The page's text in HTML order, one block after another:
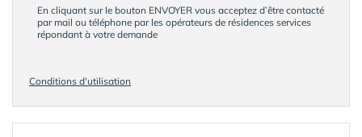
En cliquant sur le bouton ENVOYER vous acceptez d’être contacté
par mail ou téléphone par les opérateurs de résidences services
répondant à votre demande
Conditions d'utilisation